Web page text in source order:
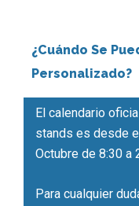
¿Cuándo Se
Personalizado?
El calendario
stands es desde
Octubre de 8:30 a
Para cualquier